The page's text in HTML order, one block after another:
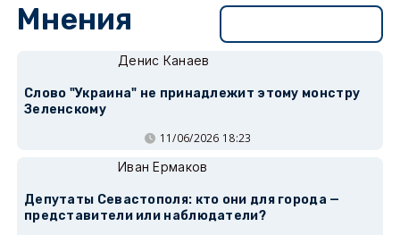
Мнения
Денис Канаев
Слово "Украина" не принадлежит этому монстру
Зеленскому
11/06/2026 18:23
Иван Ермаков
Депутаты Севастополя: кто они для города —
представители или наблюдатели?